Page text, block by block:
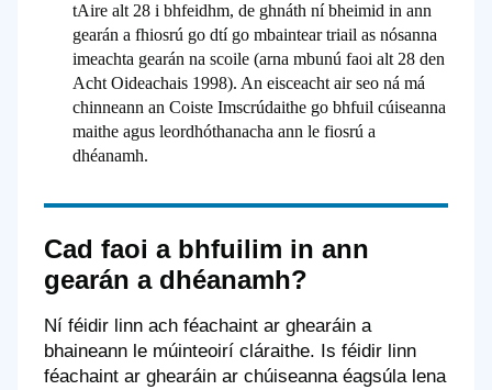
tAire alt 28 i bhfeidhm, de ghnáth ní bheimid in ann
gearán a fhiosrú go dtí go mbaintear triail as nósanna
imeachta gearán na scoile (arna mbunú faoi alt 28 den
Acht Oideachais 1998). An eisceacht air seo ná má
chinneann an Coiste Imscrúdaithe go bhfuil cúiseanna
maithe agus leordhóthanacha ann le fiosrú a
dhéanamh.
Cad faoi a bhfuilim in ann
gearán a dhéanamh?
Ní féidir linn ach féachaint ar ghearáin a
bhaineann le múinteoirí cláraithe. Is féidir linn
féachaint ar ghearáin ar chúiseanna éagsúla lena